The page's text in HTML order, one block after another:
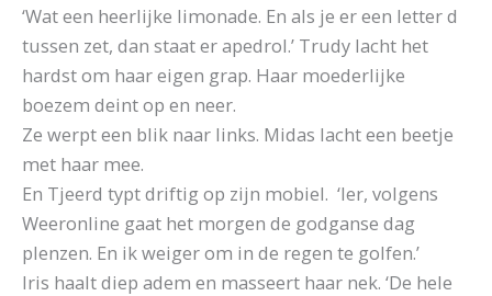
‘Wat een heerlijke limonade. En als je er een letter d
tussen zet, dan staat er apedrol.’ Trudy lacht het
hardst om haar eigen grap. Haar moederlijke
boezem deint op en neer.
Ze werpt een blik naar links. Midas lacht een beetje
met haar mee.
En Tjeerd typt driftig op zijn mobiel. ‘Ier, volgens
Weeronline gaat het morgen de godganse dag
plenzen. En ik weiger om in de regen te golfen.’
Iris haalt diep adem en masseert haar nek. ‘De hele